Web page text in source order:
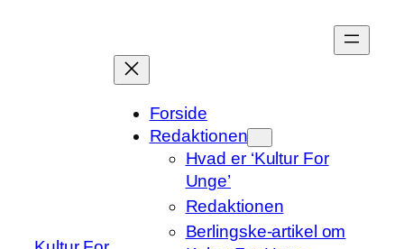
Forside
Redaktionen
Hvad er ‘Kultur For
Unge’
Redaktionen
Berlingske-artikel om